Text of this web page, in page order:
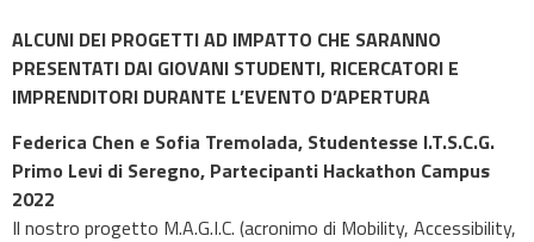
ALCUNI DEI PROGETTI AD IMPATTO CHE SARANNO
PRESENTATI DAI GIOVANI STUDENTI, RICERCATORI E
IMPRENDITORI DURANTE L’EVENTO D’APERTURA
Federica Chen e Sofia Tremolada, Studentesse I.T.S.C.G.
Primo Levi di Seregno, Partecipanti Hackathon Campus
2022
Il nostro progetto M.A.G.I.C. (acronimo di Mobility, Accessibility,